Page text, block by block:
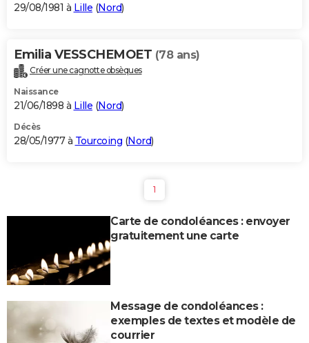
29/08/1981 à Lille (Nord)
Emilia VESSCHEMOET (78 ans)
Créer une cagnotte obsèques
Naissance
21/06/1898 à Lille (Nord)
Décès
28/05/1977 à Tourcoing (Nord)
1
Carte de condoléances : envoyer
gratuitement une carte
Message de condoléances :
exemples de textes et modèle de
courrier